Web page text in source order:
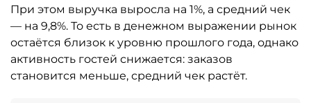
При этом выручка выросла на 1%, а средний чек
— на 9,8%. То есть в денежном выражении рынок
остаётся близок к уровню прошлого года, однако
активность гостей снижается: заказов
становится меньше, средний чек растёт.